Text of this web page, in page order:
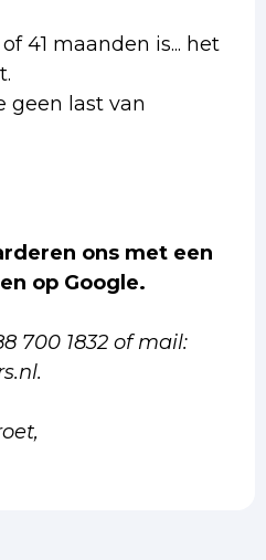
41 maanden is... het
geen last van
ons met een
op Google.
700 1832 of mail: